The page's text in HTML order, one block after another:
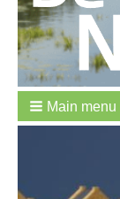
Main menu